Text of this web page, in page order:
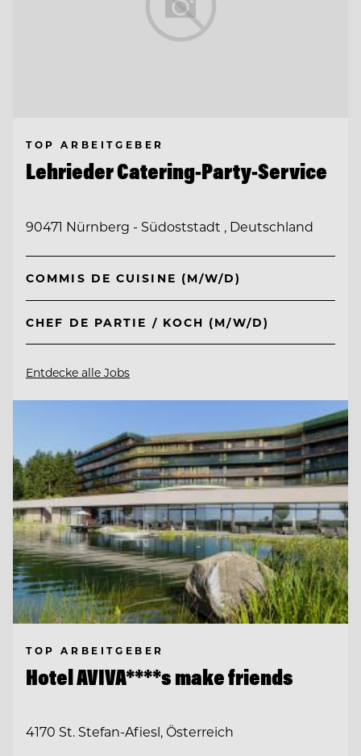
TOP ARBEITGEBER
Lehrieder Catering-Party-Service
90471 Nürnberg - Südoststadt , Deutschland
COMMIS DE CUISINE (M/W/D)
CHEF DE PARTIE / KOCH (M/W/D)
Entdecke alle Jobs
TOP ARBEITGEBER
Hotel AVIVA****s make friends
4170 St. Stefan-Afiesl, Österreich